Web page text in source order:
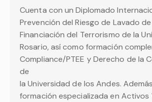
Cuenta con un Diplomado
Prevención del Riesgo de Lavado
Financiación del Terrorismo de la
Rosario, así como formación
Compliance/PTEE y Derecho de la
de
la Universidad de los Andes.
formación especializada en Activos